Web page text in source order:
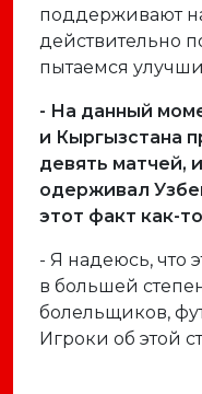
поддерживают
действительно
пытаемся
- На данный
и Кыргызстана
девять матчей,
одерживал
этот факт как-
- Я надеюсь, что
в большей
болельщиков,
Игроки об этой